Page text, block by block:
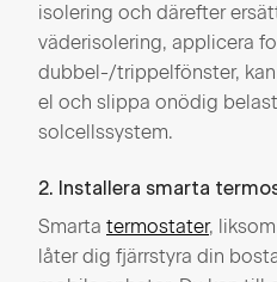
isolering och därefter
väderisolering, applicera
dubbel-/trippelfönster, kan
el och slippa onödig
solcellssystem.
2. Installera smarta
Smarta termostater,
låter dig fjärrstyra din